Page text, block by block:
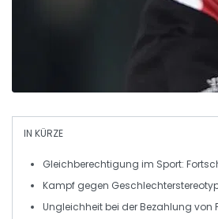
IN KÜRZE
Gleichberechtigung im Sport:
Kampf gegen
Ungleichheitbei der Bezahlung von